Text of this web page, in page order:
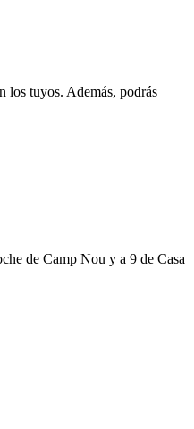
los tuyos. Además, podrás
de Camp Nou y a 9 de Casa